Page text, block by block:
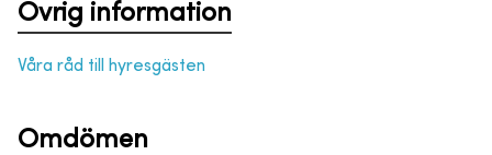
Övrig information
Våra råd till hyresgästen
Omdömen